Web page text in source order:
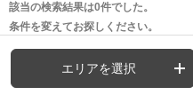
該当の検索結果は0件でした。
条件を変えてお探しください。
エリアを選択